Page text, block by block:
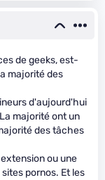
de geeks, est-
majorité des
d'aujourd'hui
majorité ont un
des tâches
ou une
pornos. Et les